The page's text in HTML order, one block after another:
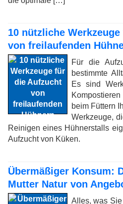
10 nützliche
von freilaufenden
Für die
bestimmte
Es sind
beim Füttern
Werkzeuge,
Reinigen eines Hühnerstalls
Aufzucht von Küken.
Übermäßiger Konsum:
Mutter Natur von
Alles, was